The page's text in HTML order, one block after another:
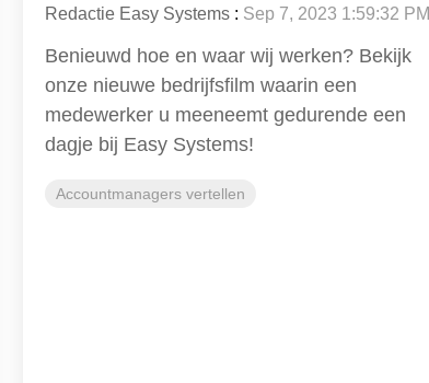
Redactie Easy Systems : Sep 7, 2023 1:59:32 PM
Benieuwd hoe en waar wij werken? Bekijk
onze nieuwe bedrijfsfilm waarin een
medewerker u meeneemt gedurende een
dagje bij Easy Systems!
Accountmanagers vertellen